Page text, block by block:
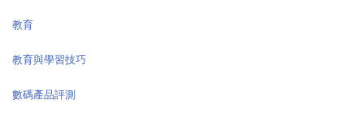
教育
教育與學習技巧
數碼產品評測